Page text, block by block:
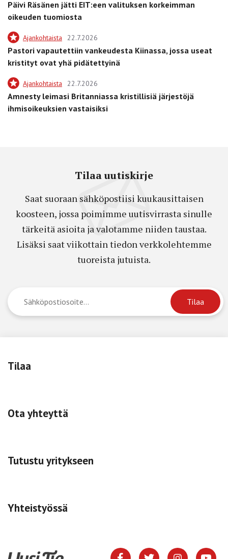
Päivi Räsänen jätti EIT:een valituksen korkeimman
oikeuden tuomiosta
Ajankohtaista 22.7.2026
Pastori vapautettiin vankeudesta Kiinassa, jossa useat
kristityt ovat yhä pidätettyinä
Ajankohtaista 22.7.2026
Amnesty leimasi Britanniassa kristillisiä järjestöjä
ihmisoikeuksien vastaisiksi
Tilaa uutiskirje
Saat suoraan sähköpostiisi kuukausittaisen
koosteen, jossa poimimme uutisvirrasta sinulle
tärkeitä asioita ja valotamme niiden taustaa.
Lisäksi saat viikottain tiedon verkkolehtemme
tuoreista jutuista.
Tilaa
Ota yhteyttä
Tutustu yritykseen
Yhteistyössä